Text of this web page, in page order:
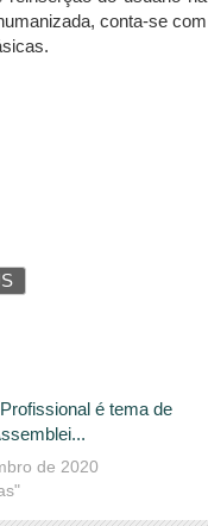
conta-se com
é tema de
de 2020